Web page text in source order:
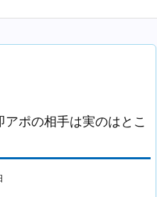
ポの相手は実のはとこ